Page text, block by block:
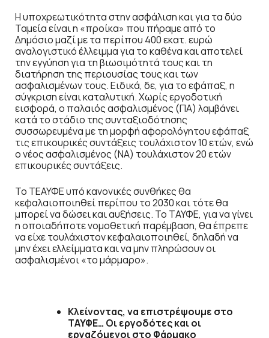
Η υποχρεωτικότητα στην ασφάλιση και για τα δύο
Ταμεία είναι η «προίκα» που πήραμε από το
Δημόσιο μαζί με τα περίπου 400 εκατ. ευρώ
αναλογιστικό έλλειμμα για το καθένα και αποτελεί
την εγγύηση για τη βιωσιμότητά τους και τη
διατήρηση της περιουσίας τους και των
ασφαλισμένων τους. Ειδικά, δε, για το εφάπαξ, η
σύγκριση είναι καταλυτική. Χωρίς εργοδοτική
εισφορά, ο παλαιός ασφαλισμένος (ΠΑ) λαμβάνει
κατά το στάδιο της συνταξιοδότησης
συσσωρευμένα με τη μορφή αφορολόγητου εφάπαξ
τις επικουρικές συντάξεις τουλάχιστον 10 ετών, ενώ
ο νέος ασφαλισμένος (ΝΑ) τουλάχιστον 20 ετών
επικουρικές συντάξεις.
Το ΤΕΑΥΦΕ υπό κανονικές συνθήκες θα
κεφαλαιοποιηθεί περίπου το 2030 και τότε θα
μπορεί να δώσει και αυξήσεις. Το ΤΑΥΦΕ, για να γίνει
η οποιαδήποτε νομοθετική παρέμβαση, θα έπρεπε
να είχε τουλάχιστον κεφαλαιοποιηθεί, δηλαδή να
μην έχει ελλείμματα και να μην πληρώσουν οι
ασφαλισμένοι «το μάρμαρο».
Κλείνοντας, να επιστρέψουμε στο
ΤΑΥΦΕ… Οι εργοδότες και οι
εργαζόμενοι στο Φάρμακο